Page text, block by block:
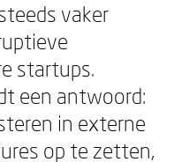
vaker
startups.
een antwoord:
in externe
op te zetten,